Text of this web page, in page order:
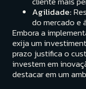
Agilidade:
do mercado e
Embora a
exija um
prazo justifica o
investem em
destacar em um